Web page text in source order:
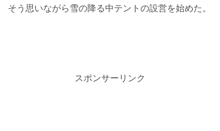
そう思いながら雪の降る中テントの設営を始めた。
スポンサーリンク